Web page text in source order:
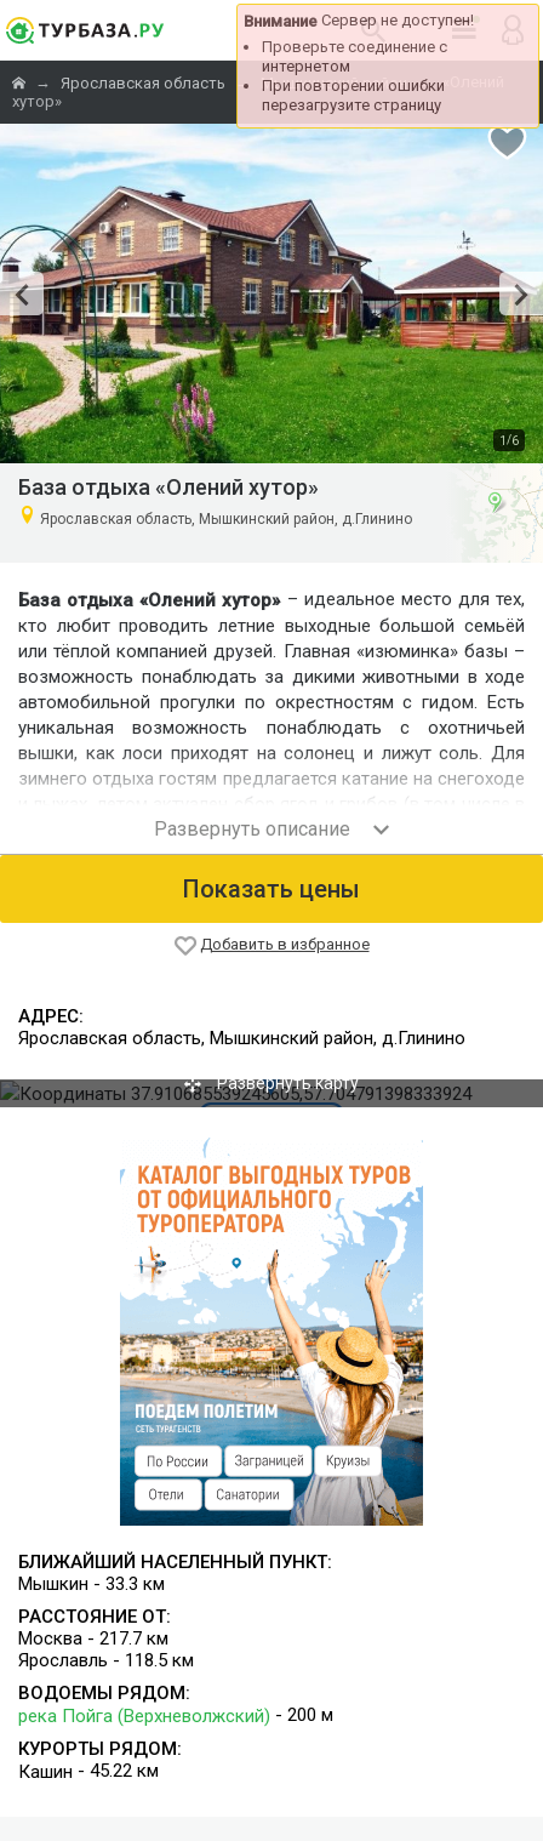
Внимание Сервер не доступен!
Проверьте соединение с
интернетом
При повторении ошибки
перезагрузите страницу
→ Ярославская область → Мышкинский район → «Олений
хутор»
1 /6
База отдыха «Олений хутор»
Ярославская область, Мышкинский район, д.Глинино
База отдыха «Олений хутор»– идеальное место для тех,
кто любит проводить летние выходные большой семьёй
или тёплой компанией друзей. Главная «изюминка» базы –
возможность понаблюдать за дикими животными в ходе
автомобильной прогулки по окрестностям с гидом. Есть
уникальная возможность понаблюдать с охотничьей
вышки, как лоси приходят на солонец и лижут соль. Для
зимнего отдыха гостям предлагается катание на снегоходе
и лыжах, летом актуален сбор ягод и грибов (в том числе в
составе организованных пеших тургрупп), катание на
велосипедах, рыбалка и многое другое. Кроме того,
каждый сезон на базе проходят гонки-соревнования на
радиоуправляемых моделях катеров.
Имеется также отдельно стоящий коттедж «Домик егеря»
вместимостью до 4 человек на основных местах.
Питание
К услугам проживающих в гостевом доме имеется общая
кухня и терраса-гриль. В «Домике егеря» также имеется все
необходимое для самостоятельного приготовления еды. У
персонала базы можно заказать фермерские продукты.
Инфраструктура
На территории базы имеется гриль-домик.
Показать цены
Добавить в избранное
АДРЕС:
Ярославская область, Мышкинский район, д.Глинино
Развернуть карту
БЛИЖАЙШИЙ НАСЕЛЕННЫЙ ПУНКТ:
Мышкин - 33.3 км
РАССТОЯНИЕ ОТ:
Москва - 217.7 км
Ярославль - 118.5 км
ВОДОЕМЫ РЯДОМ:
река Пойга (Верхневолжский) - 200 м
КУРОРТЫ РЯДОМ:
Кашин - 45.22 км